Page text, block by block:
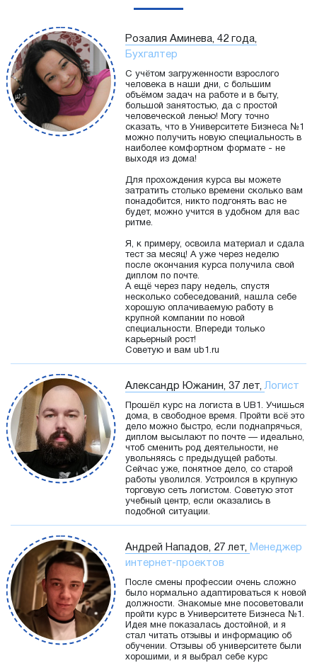
Розалия Аминева, 42 года,
Бухгалтер
С учётом загруженности взрослого
человека в наши дни, с большим
объёмом задач на работе и в быту,
большой занятостью, да с простой
человеческой ленью! Могу точно
сказать, что в Университете Бизнеса №1
можно получить новую специальность в
наиболее комфортном формате - не
выходя из дома!
Для прохождения курса вы можете
затратить столько времени сколько вам
понадобится, никто подгонять вас не
будет, можно учится в удобном для вас
ритме.
Я, к примеру, освоила материал и сдала
тест за месяц! А уже через неделю
после окончания курса получила свой
диплом по почте.
А ещё через пару недель, спустя
несколько собеседований, нашла себе
хорошую оплачиваемую работу в
крупной компании по новой
специальности. Впереди только
карьерный рост!
Советую и вам ub1.ru
Александр Южанин, 37 лет,Логист
Прошёл курс на логиста в UB1. Учишься
дома, в свободное время. Пройти всё это
дело можно быстро, если поднапрячься,
диплом высылают по почте — идеально,
чтоб сменить род деятельности, не
увольняясь с предыдущей работы.
Сейчас уже, понятное дело, со старой
работы уволился. Устроился в крупную
торговую сеть логистом. Советую этот
учебный центр, если оказались в
подобной ситуации.
Андрей Нападов, 27 лет, Менеджер
интернет-проектов
После смены профессии очень сложно
было нормально адаптироваться к новой
должности. Знакомые мне посоветовали
пройти курс в Университете Бизнеса №1.
Идея мне показалась достойной, и я
стал читать отзывы и информацию об
обучении. Отзывы об университете были
хорошими, и я выбрал себе курс